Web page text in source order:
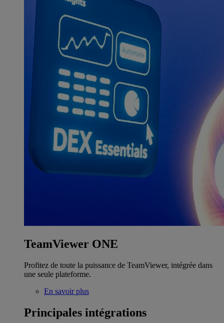
TeamViewer ONE
Profitez de toute la puissance de TeamViewer, intégrée dans
une seule plateforme.
En savoir plus
Principales intégrations